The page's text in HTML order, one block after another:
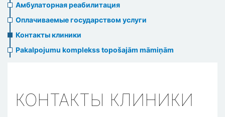
Амбулаторная реабилитация
Оплачиваемые государством услуги
Контакты клиники
Pakalpojumu komplekss topošajām māmiņām
КОНТАКТЫ КЛИНИКИ